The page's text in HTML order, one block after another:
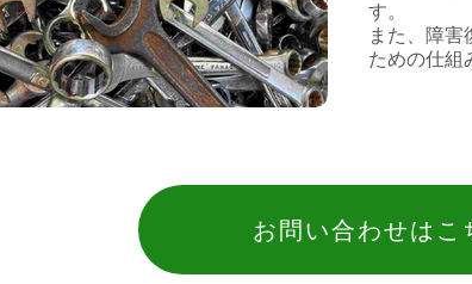
す。
また、障害
ための仕組
お問い合わせはこ